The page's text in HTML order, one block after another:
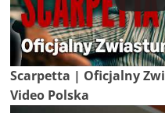
Scarpetta | Oficjalny
Video Polska